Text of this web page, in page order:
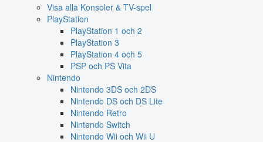
Visa alla Konsoler & TV-spel
PlayStation
PlayStation 1 och 2
PlayStation 3
PlayStation 4 och 5
PSP och PS Vita
Nintendo
Nintendo 3DS och 2DS
Nintendo DS och DS Lite
Nintendo Retro
Nintendo Switch
Nintendo Wii och Wii U